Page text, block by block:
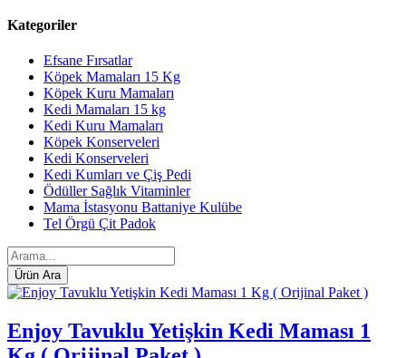
Kategoriler
Efsane Fırsatlar
Köpek Mamaları 15 Kg
Köpek Kuru Mamaları
Kedi Mamaları 15 kg
Kedi Kuru Mamaları
Köpek Konserveleri
Kedi Konserveleri
Kedi Kumları ve Çiş Pedi
Ödüller Sağlık Vitaminler
Mama İstasyonu Battaniye Kulübe
Tel Örgü Çit Padok
Enjoy Tavuklu Yetişkin Kedi Maması 1